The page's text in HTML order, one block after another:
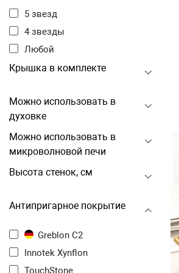
5 звезд
4 звезды
Любой
Крышка в комплекте
Можно использовать в
духовке
Можно использовать в
микроволновой печи
Высота стенок, см
Антипригарное покрытие
Greblon C2
Innotek Xynflon
TouchStone